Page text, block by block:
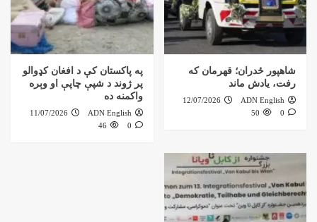
شاهپور ځدران؛ قهرمان که
رفت، یادش ماند
ADN English
12/07/2026
0
50
په پاکستان کې د افغان کډوالو
پر ژوند د شپې چاپې او وېره
واکمنه ده
ADN English
11/07/2026
0
46